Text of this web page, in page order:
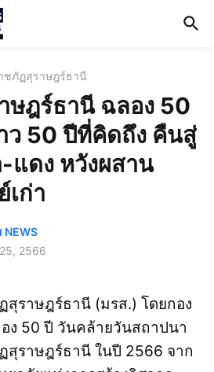
ชภัฏสุราษฎร์ธานี
ษฎร์ธานี ฉลอง 50
ว 50 ปีที่คิดถึง คืนสู่
แดง หวังผสาน
เก่า
NEWS
2566
ราษฎร์ธานี (มรส.) โดยกอง
50 ปี วันคล้ายวันสถาปนา
สุราษฎร์ธานี ในปี 2566 จาก